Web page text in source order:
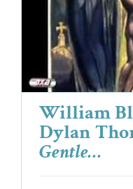
Dylan
William
Dylan
Gentle…